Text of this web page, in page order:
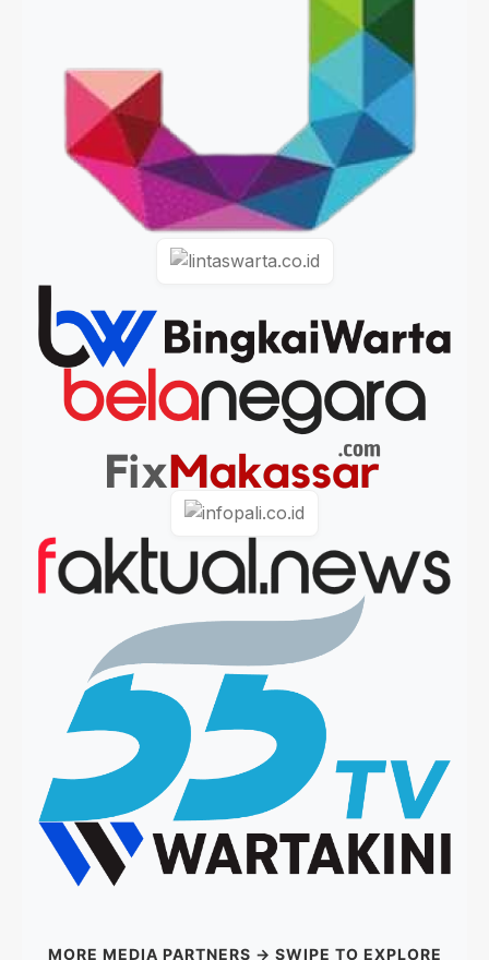
MORE MEDIA PARTNERS → SWIPE TO EXPLORE